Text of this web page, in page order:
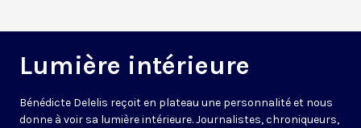
Lumière intérieure
Bénédicte Delelis reçoit en plateau une personnalité et nous
donne à voir sa lumière intérieure. Journalistes, chroniqueurs,